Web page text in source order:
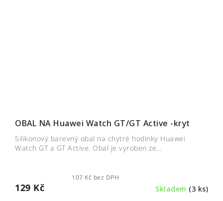
OBAL NA Huawei Watch GT/GT Active -kryt
Skladem (3 ks)
107 Kč bez DPH
129 Kč
Silikonový barevný obal na chytré hodinky Huawei
Watch GT a GT Active. Obal je vyroben ze...